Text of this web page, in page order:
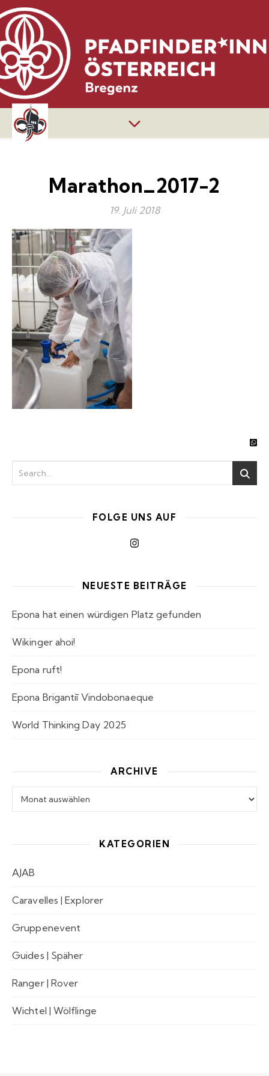
Marathon_2017-2
19. Juli 2018
FOLGE UNS AUF
NEUESTE BEITRÄGE
Epona hat einen würdigen Platz gefunden
Wikinger ahoi!
Epona ruft!
Epona Brigantiī Vindobonaeque
World Thinking Day 2025
ARCHIVE
KATEGORIEN
AJAB
Caravelles | Explorer
Gruppenevent
Guides | Späher
Ranger | Rover
Wichtel | Wölflinge